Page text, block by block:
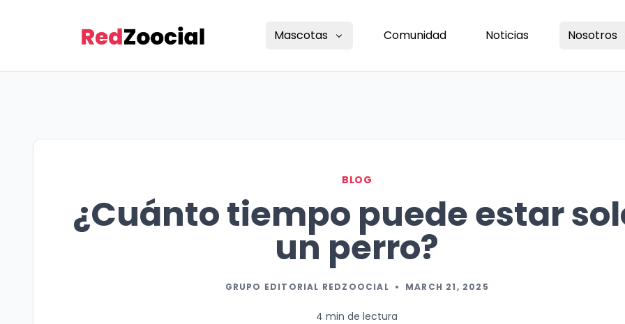
Mascotas Comunidad Noticias Nosotros
BLOG
¿Cuánto tiempo puede estar
un perro?
GRUPO EDITORIAL REDZOOCIAL • MARCH 21, 2025
4 min de lectura